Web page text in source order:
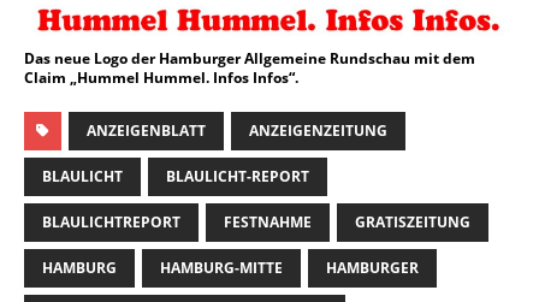
Das neue Logo der Hamburger Allgemeine Rundschau mit dem
Claim „Hummel Hummel. Infos Infos“.
ANZEIGENBLATT ANZEIGENZEITUNG
BLAULICHT BLAULICHT-REPORT
BLAULICHTREPORT FESTNAHME GRATISZEITUNG
HAMBURG HAMBURG-MITTE HAMBURGER